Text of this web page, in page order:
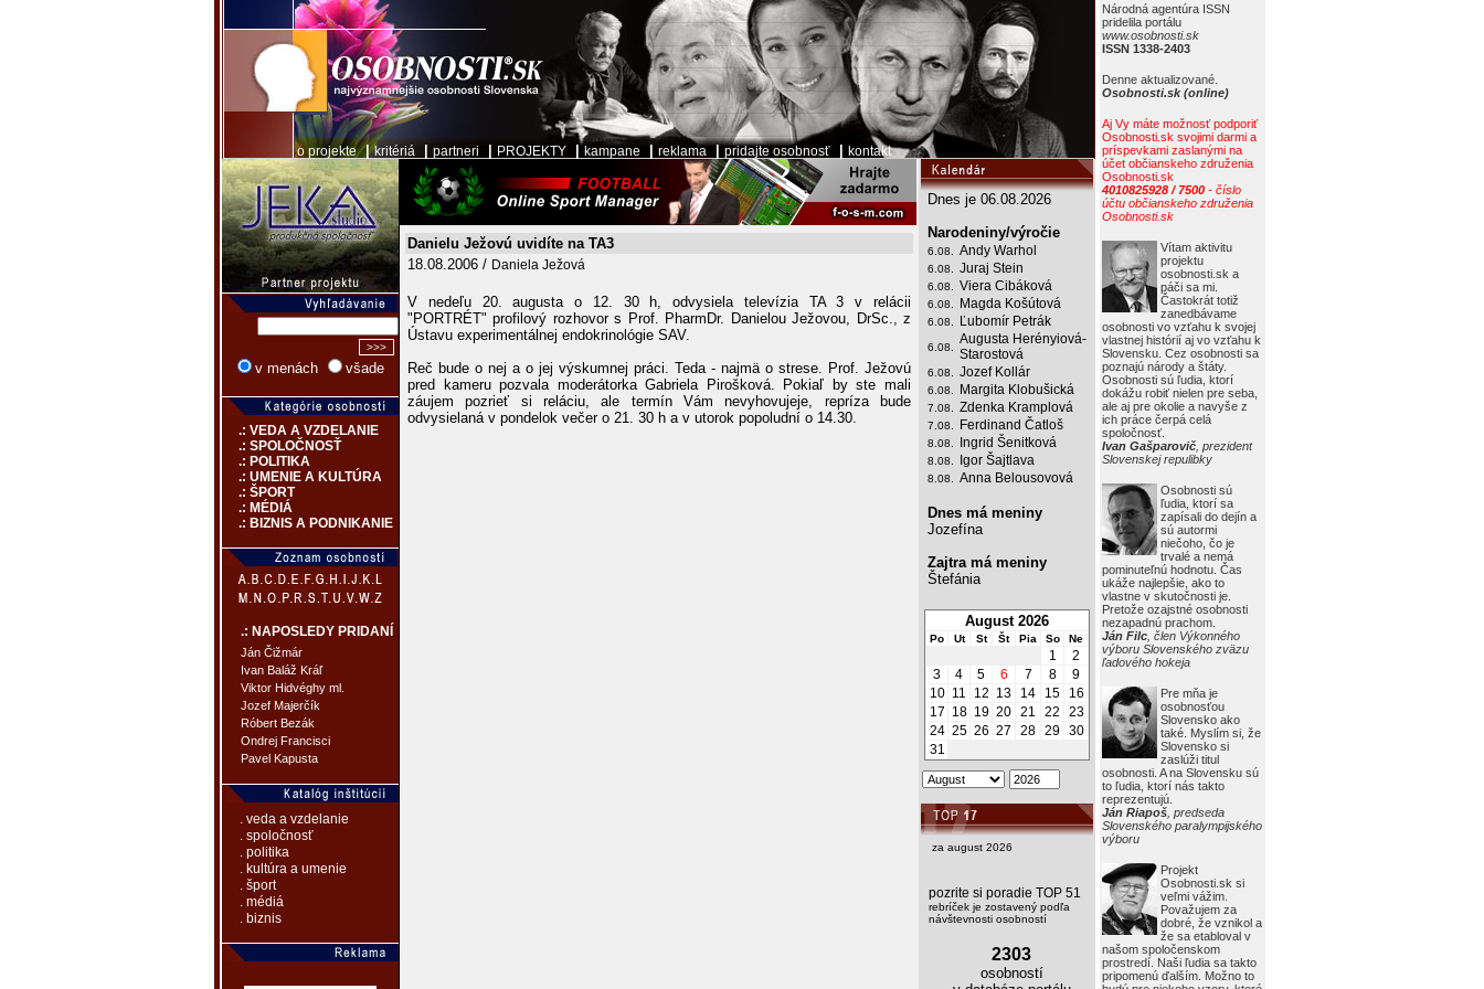
o projekte|kritériá partneri PROJEKTY kampane reklama pridajte osobnosť kontakt
Národná agentúra ISSN
pridelila portálu
www.osobnosti.sk
ISSN 1338-2403
Denne aktualizované.
Osobnosti.sk (online)
Aj Vy máte možnosť podporiť
Osobnosti.sk svojimi darmi a
príspevkami zaslanými na
účet občianskeho združenia
Osobnosti.sk
4010825928 / 7500 - číslo
účtu občianskeho združenia
Osobnosti.sk
Vítam aktivitu
projektu
osobnosti.sk a
páči sa mi.
Častokrát totiž
zanedbávame
osobnosti vo vzťahu k svojej
vlastnej histórií aj vo vzťahu k
Slovensku. Cez osobnosti sa
poznajú národy a štáty.
Osobnosti sú ľudia, ktorí
dokážu robiť nielen pre seba,
ale aj pre okolie a navyše z
ich práce čerpá celá
spoločnosť.
Ivan Gašparovič , prezident
Slovenskej repulibky
Osobnosti sú
ľudia, ktorí sa
zapísali do dejín a
sú autormi
niečoho, čo je
trvalé a nemá
pominuteľnú hodnotu. Čas
ukáže najlepšie, ako to
vlastne v skutočnosti je.
Pretože ozajstné osobnosti
nezapadnú prachom.
Ján Filc , člen Výkonného
výboru Slovenského zväzu
ľadového hokeja
Pre mňa je
osobnosťou
Slovensko ako
také. Myslím si, že
Slovensko si
zaslúži titul
osobnosti. A na Slovensku sú
to ľudia, ktorí nás takto
reprezentujú.
Ján Riapoš , predseda
Slovenského paralympijského
výboru
Projekt
Osobnosti.sk si
veľmi vážim.
Považujem za
dobré, že vznikol a
že sa etabloval v
našom spoločenskom
prostredí. Naši ľudia sa takto
pripomenú ďalším. Možno to
v menách všade
.: VEDA A VZDELANIE
.: SPOLOČNOSŤ
.: POLITIKA
.: UMENIE A KULTÚRA
.: ŠPORT
.: MÉDIÁ
.: BIZNIS A PODNIKANIE
.: NAPOSLEDY PRIDANÍ
Ján Čižmár
Ivan Baláž Kráľ
Viktor Hidvéghy ml.
Jozef Majerčík
Róbert Bezák
Ondrej Francisci
Pavel Kapusta
. veda a vzdelanie
. spoločnosť
. politika
. kultúra a umenie
. šport
. médiá
. biznis
Danielu Ježovú uvidíte na TA3
18.08.2006 / Daniela Ježová
V nedeľu 20. augusta o 12. 30 h, odvysiela televízia TA 3 v relácii
"PORTRÉT" profilový rozhovor s Prof. PharmDr. Danielou Ježovou, DrSc., z
Ústavu experimentálnej endokrinológie SAV.
Reč bude o nej a o jej výskumnej práci. Teda - najmä o strese. Prof. Ježovú
pred kameru pozvala moderátorka Gabriela Pirošková. Pokiaľ by ste mali
záujem pozrieť si reláciu, ale termín Vám nevyhovujeje, repríza bude
odvysielaná v pondelok večer o 21. 30 h a v utorok popoludní o 14.30.
Dnes je 06.08.2026
Narodeniny/výročie
6.08. Andy Warhol
6.08. Juraj Stein
6.08. Viera Cibáková
6.08. Magda Košútová
6.08. Ľubomír Petrák
6.08.
Augusta Herényiová-
Starostová
6.08. Jozef Kollár
6.08. Margita Klobušická
7.08. Zdenka Kramplová
7.08. Ferdinand Čatloš
8.08. Ingrid Šenitková
8.08. Igor Šajtlava
8.08. Anna Belousovová
Dnes má meniny
Jozefína
Zajtra má meniny
Štefánia
August 2026
Po Ut St Št Pia So Ne
1
2
3
4 5 6 7 8
9
10 11 12 13 14 15
16
17 18 19 20 21 22
23
24 25 26 27 28 29 30
31
za august 2026
pozrite si poradie TOP 51
rebríček je zostavený podľa
návštevnosti osobností
2303
osobností